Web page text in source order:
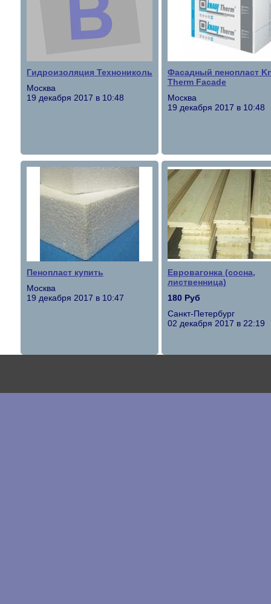
Гидроизоляция Технониколь
Москва
19 декабря 2017 в 10:48
Фасадный пенопласт
Therm Facade
Москва
19 декабря 2017 в 10:48
Пенопласт купить
Москва
19 декабря 2017 в 10:47
Евровагонка (сосна,
лиственница)
180 Руб
Санкт-Петербург
02 декабря 2017 в 22:19